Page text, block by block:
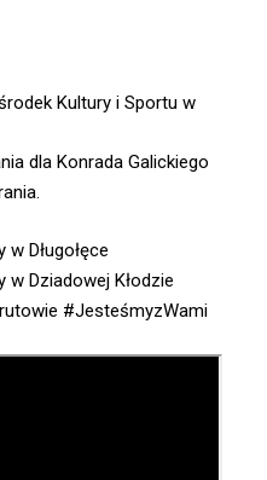
Kultury i Sportu w
dlaKonrada Galickiego
Długołęce
w Dziadowej Kłodzie
#JesteśmyzWami